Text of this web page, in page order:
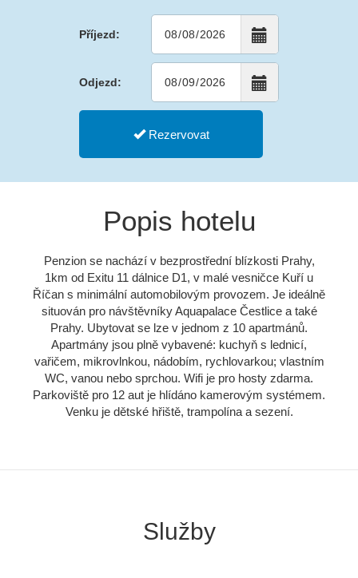
Příjezd:
Odjezd:
Rezervovat
Popis hotelu
Penzion se nachází v bezprostřední blízkosti Prahy,
1km od Exitu 11 dálnice D1, v malé vesničce Kuří u
Říčan s minimální automobilovým provozem. Je ideálně
situován pro návštěvníky Aquapalace Čestlice a také
Prahy. Ubytovat se lze v jednom z 10 apartmánů.
Apartmány jsou plně vybavené: kuchyň s lednicí,
vařičem, mikrovlnkou, nádobím, rychlovarkou; vlastním
WC, vanou nebo sprchou. Wifi je pro hosty zdarma.
Parkoviště pro 12 aut je hlídáno kamerovým systémem.
Venku je dětské hřiště, trampolína a sezení.
Služby